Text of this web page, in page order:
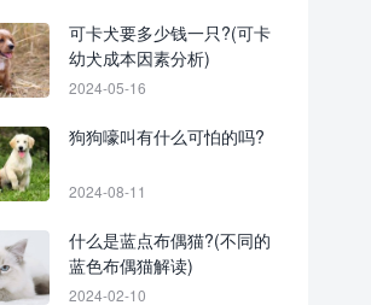
可卡犬要多少钱一只?(可卡
幼犬成本因素分析)
2024-05-16
狗狗嚎叫有什么可怕的吗?
2024-08-11
什么是蓝点布偶猫?(不同的
蓝色布偶猫解读)
2024-02-10